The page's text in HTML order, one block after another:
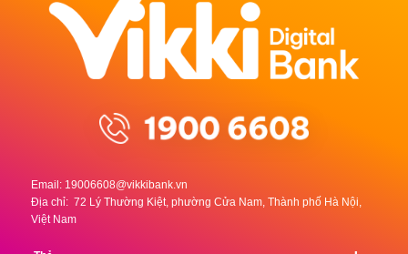
Email: 19006608@vikkibank.vn
Địa chỉ: 72 Lý Thường Kiệt, phường Cửa Nam, Thành phố Hà Nội,
Việt Nam